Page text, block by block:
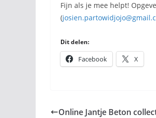
Fijn als je mee helpt!
(
Dit delen:
Facebook X
Online Jantje Beton